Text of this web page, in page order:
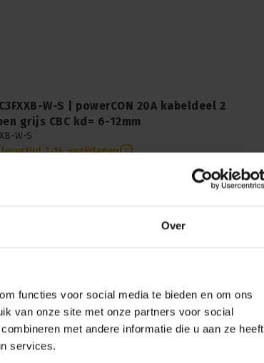
Over
functies voor social media te bieden en om ons
van onze site met onze partners voor social
met andere informatie die u aan ze heeft
services.
W-S | powerCON 20A kabeldeel 2
grijs CBC kd= 6-12mm
W-S
7-14 werkdagen
NAC3FXXB-W-S powerCON 20A kabeldeel. Grijze 2 pin +
12mm stroomverbindingen. Betrouwbare prestaties met
(CBC). Upgrade uw stroomconnectiviteit nu!